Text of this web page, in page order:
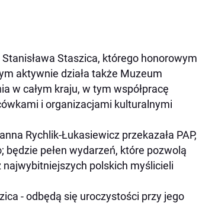
Staszica, którego honorowym
aktywnie działa także Muzeum
w całym kraju, w tym współpracę
i organizacjami kulturalnymi
Rychlik-Łukasiewicz przekazała PAP,
pełen wydarzeń, które pozwolą
polskich myślicieli
- odbędą się uroczystości przy jego